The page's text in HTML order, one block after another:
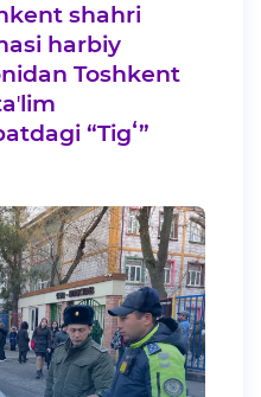
shahri
harbiy
Toshkent
“Tigʻ”